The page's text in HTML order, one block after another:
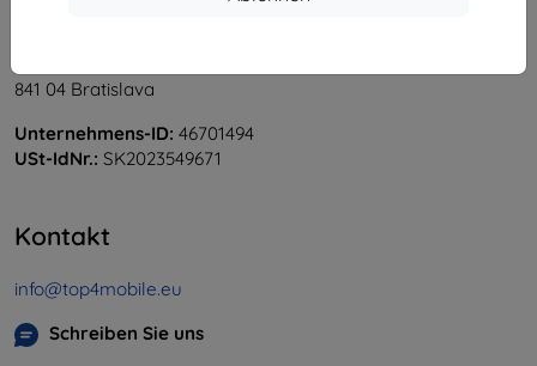
841 04 Bratislava
Unternehmens-ID: 46701494
USt-IdNr.: SK2023549671
Kontakt
info@top4mobile.eu
Schreiben Sie uns